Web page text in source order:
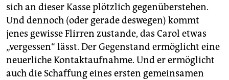
sich an dieser Kasse plötzlich gegenüberstehen.
Und dennoch (oder gerade deswegen) kommt
jenes gewisse Flirren zustande, das Carol etwas
„vergessen“ lässt. Der Gegenstand ermöglicht eine
neuerliche Kontaktaufnahme. Und er ermöglicht
auch die Schaffung eines ersten gemeinsamen